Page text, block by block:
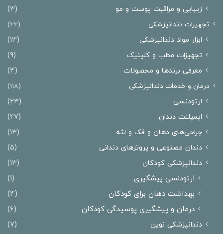
زیبایی و مراقبت پوست و مو
(3)
تجهیزات دندانپزشکی (22)
ابزار مواد دندانپزشکی
(13)
تجهیزات مطب و کلینیک
(9)
معرفی برندها و محصولات
(4)
درمان‌ و خدمات دندانپزشکی (118)
ارتودنسی
(23)
ایمپلنت دندان
(27)
جراحی‌های دهان و فک و لثه
(13)
دندان مصنوعی و پروتزهای دندانی
(5)
دندانپزشکی کودکان
(13)
ارتودنسی پیشگیری
(1)
بهداشت دهان برای کودکان
(4)
درمان و پیشگیری پوسیدگی کودکان
(6)
دندانپزشکی نوین
(7)